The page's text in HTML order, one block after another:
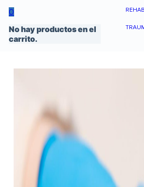
0
No hay productos en el
carrito.